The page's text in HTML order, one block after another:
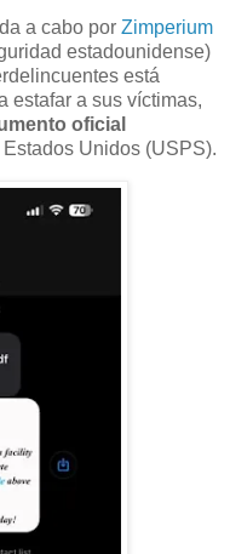
a cabo por Zimperium
estadounidense)
está
estafar a sus víctimas,
oficial
Unidos (USPS).